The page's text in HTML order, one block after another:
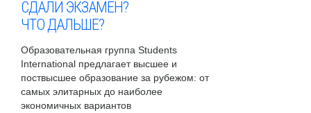
СДАЛИ ЭКЗАМЕН?
ЧТО ДАЛЬШЕ?
Образовательная группа Students
International предлагает высшее и
поствысшее образование за рубежом: от
самых элитарных до наиболее
экономичных вариантов